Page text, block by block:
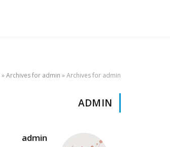
»Archives for admin »Archives for admin
ADMIN
admin